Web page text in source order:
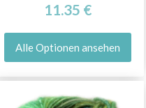
11.35 €
Alle Optionen ansehen